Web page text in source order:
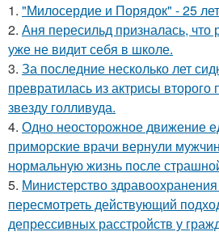
1. "Милосердие и Порядок" - 25
2. Аня пересильд призналась, что
уже не видит себя в школе.
3. За последние несколько лет
превратилась из актрисы
звезду голливуда.
4. Одно неосторожное движение
приморские врачи вернули
нормальную жизнь после
5. Министерство
пересмотреть действующий
депрессивных расстройств у